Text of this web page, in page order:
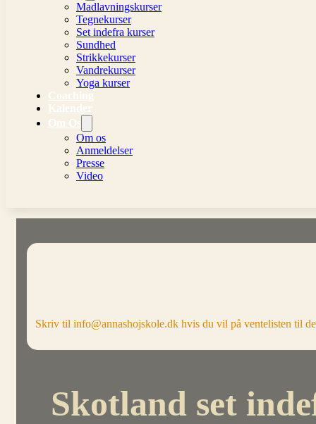
Madlavningskurser
Tegnekurser
Set indefra kurser
Sundhed
Strikkekurser
Vandrekurser
Yoga kurser
Coaching
Kalender
Om Os
Om os
Anmeldelser
Presse
Video
Skriv til info@annashojskole.dk hvis du vil på ventelisten til
Skotland set